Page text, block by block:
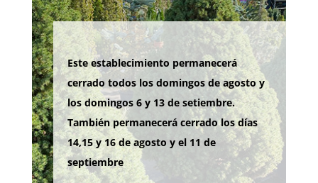
Este establecimiento permanecerá
cerrado todos los domingos de agosto y
los domingos 6 y 13 de setiembre.
También permanecerá cerrado los días
14,15 y 16 de agosto y el 11 de
septiembre